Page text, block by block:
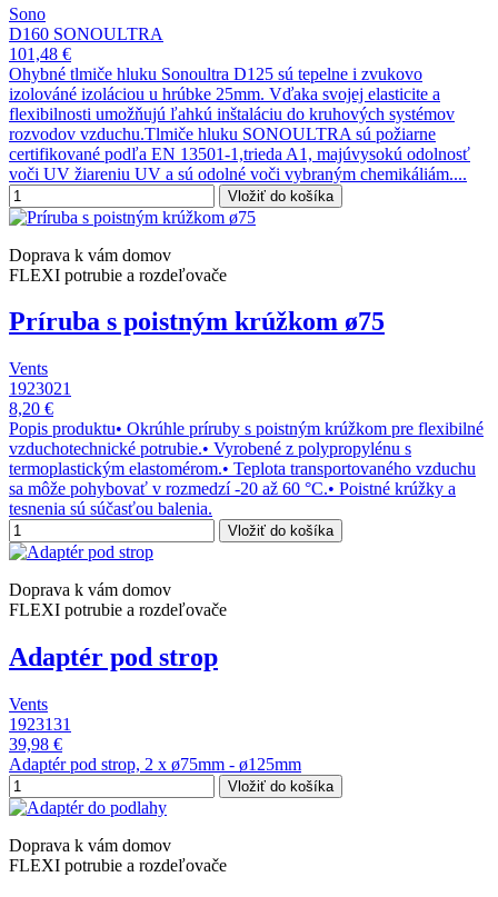
Sono
D160 SONOULTRA
101,48 €
Ohybné tlmiče hluku Sonoultra D125 sú tepelne i zvukovo
izolováné izoláciou u hrúbke 25mm. Vďaka svojej elasticite a
flexibilnosti umožňujú ľahkú inštaláciu do kruhových systémov
rozvodov vzduchu.Tlmiče hluku SONOULTRA sú požiarne
certifikované podľa EN 13501-1,trieda A1, majúvysokú odolnosť
voči UV žiareniu UV a sú odolné voči vybraným chemikáliám....
Vložiť do košíka
Doprava k vám domov
FLEXI potrubie a rozdeľovače
Príruba s poistným krúžkom ø75
Vents
1923021
8,20 €
Popis produktu• Okrúhle príruby s poistným krúžkom pre flexibilné
vzduchotechnické potrubie.• Vyrobené z polypropylénu s
termoplastickým elastomérom.• Teplota transportovaného vzduchu
sa môže pohybovať v rozmedzí -20 až 60 °C.• Poistné krúžky a
tesnenia sú súčasťou balenia.
Vložiť do košíka
Doprava k vám domov
FLEXI potrubie a rozdeľovače
Adaptér pod strop
Vents
1923131
39,98 €
Adaptér pod strop, 2 x ø75mm - ø125mm
Vložiť do košíka
Doprava k vám domov
FLEXI potrubie a rozdeľovače